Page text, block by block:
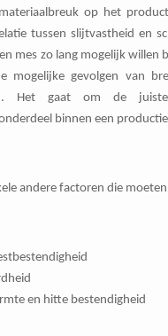
op het
tussen slijtvastheid en
mes zo lang mogelijk willen
mogelijke gevolgen van
Het gaat om de
binnen een
andere factoren die
en hitte bestendigheid